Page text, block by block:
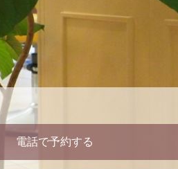
電話で予約する